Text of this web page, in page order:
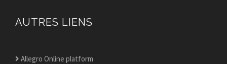
AUTRES LIENS
Allegro Online platform